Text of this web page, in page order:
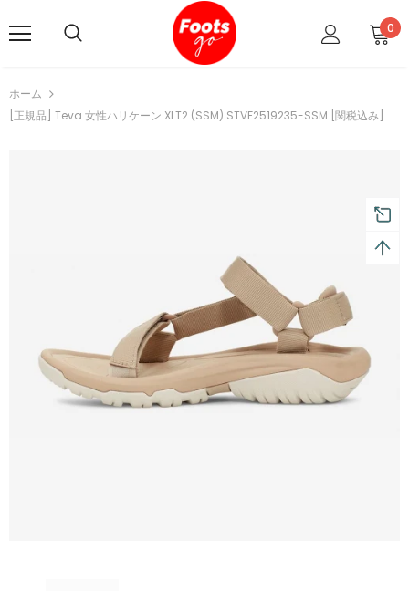
0
ホーム
[正規品] Teva 女性ハリケーン XLT2 (SSM) STVF2519235-SSM [関税込み]